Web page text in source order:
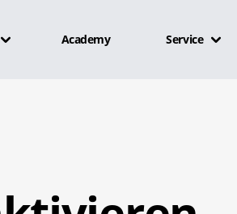
Academy Service